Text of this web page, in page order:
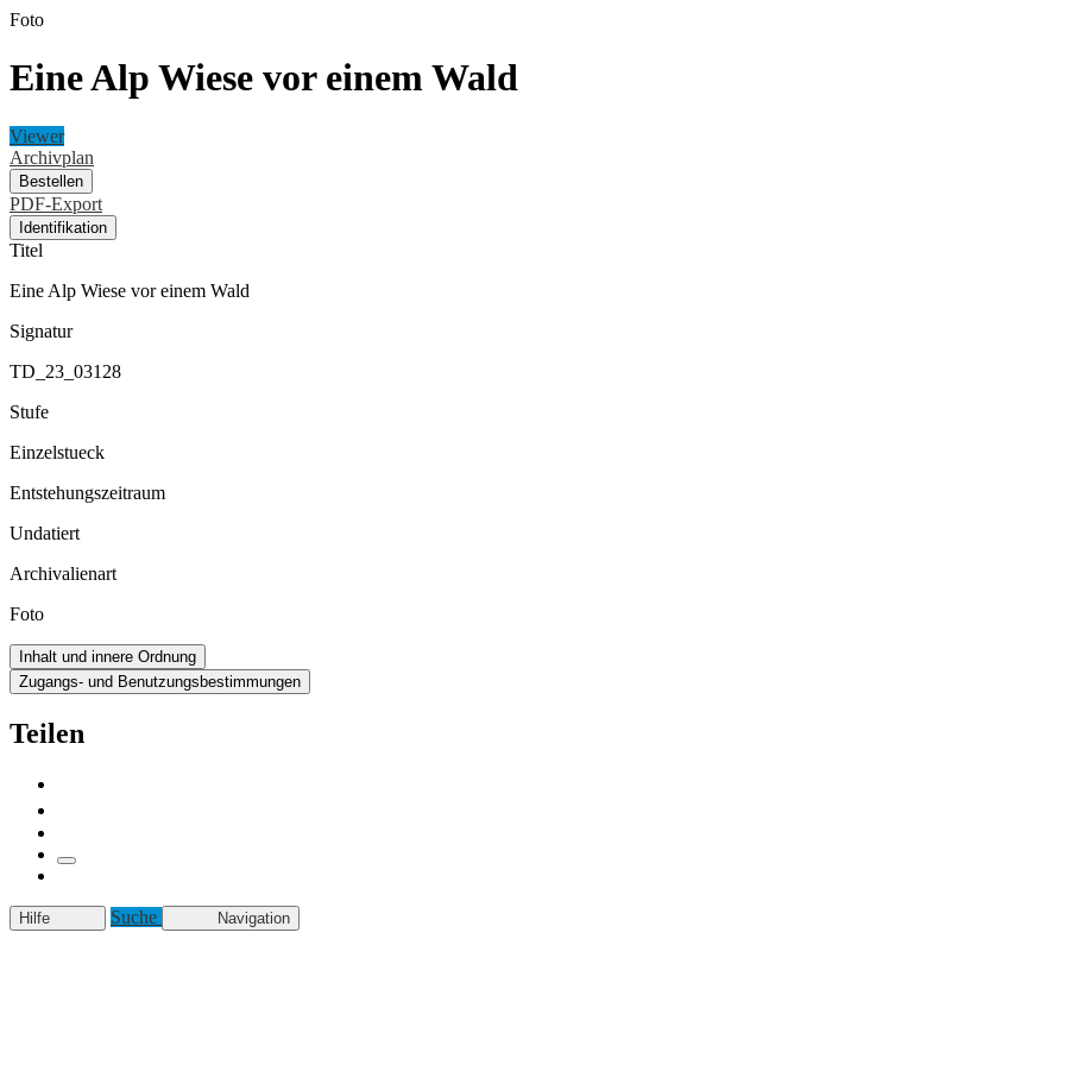
Foto
Eine Alp Wiese vor einem Wald
Viewer
Archivplan
Bestellen
PDF-Export
Identifikation
Titel
Eine Alp Wiese vor einem Wald
Signatur
TD_23_03128
Stufe
Einzelstueck
Entstehungszeitraum
Undatiert
Archivalienart
Foto
Inhalt und innere Ordnung
Zugangs- und Benutzungsbestimmungen
Teilen
Hilfe Suche Navigation